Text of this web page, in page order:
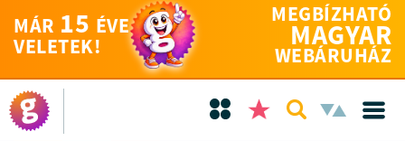
MÁR 15 ÉVE
VELETEK!
MEGBÍZHATÓ
MAGYAR
WEBÁRUHÁZ